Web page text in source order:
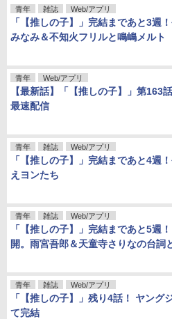
青年 雑誌 Web/アプリ
「【推しの子】」完結まであと3週
みなみ＆不知火フリルと鳴嶋メルト
青年 Web/アプリ
【最新話】「【推しの子】」第163
最速配信
青年 雑誌 Web/アプリ
「【推しの子】」完結まであと4週
えヨンたち
青年 雑誌 Web/アプリ
「【推しの子】」完結まであと5週
開。雨宮吾郎＆天童寺さりなの台詞
青年 雑誌 Web/アプリ
「【推しの子】」残り4話！ ヤング
て完結